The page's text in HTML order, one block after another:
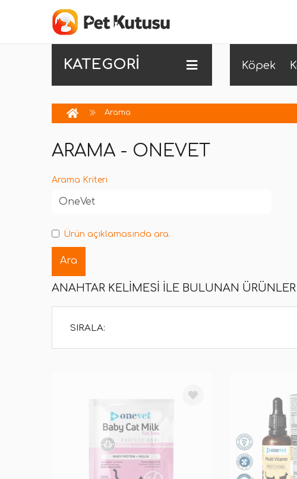
KATEGORİ Köpek
Arama
ARAMA - ONEVET
Arama Kriteri
Ürün açıklamasında ara.
ANAHTAR KELIMESI ILE BULUNAN ÜRÜNLER
SIRALA: